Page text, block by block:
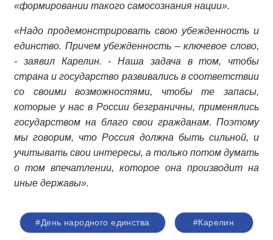
«формировании такого самосознания нации».
«Надо продемонстрировать свою убежденность и
единство. Причем убежденность – ключевое слово,
- заявил Карелин. - Наша задача в том, чтобы
страна и государство развивались в соответствии
со своими возможностями, чтобы те запасы,
которые у нас в России безграничны, применялись
государством на благо свои гражданам. Поэтому
мы говорим, что Россия должна быть сильной, и
учитывать свои интересы, а только потом думать
о том впечатлении, которое она производит на
иные державы».
#День народного единства #Карелин